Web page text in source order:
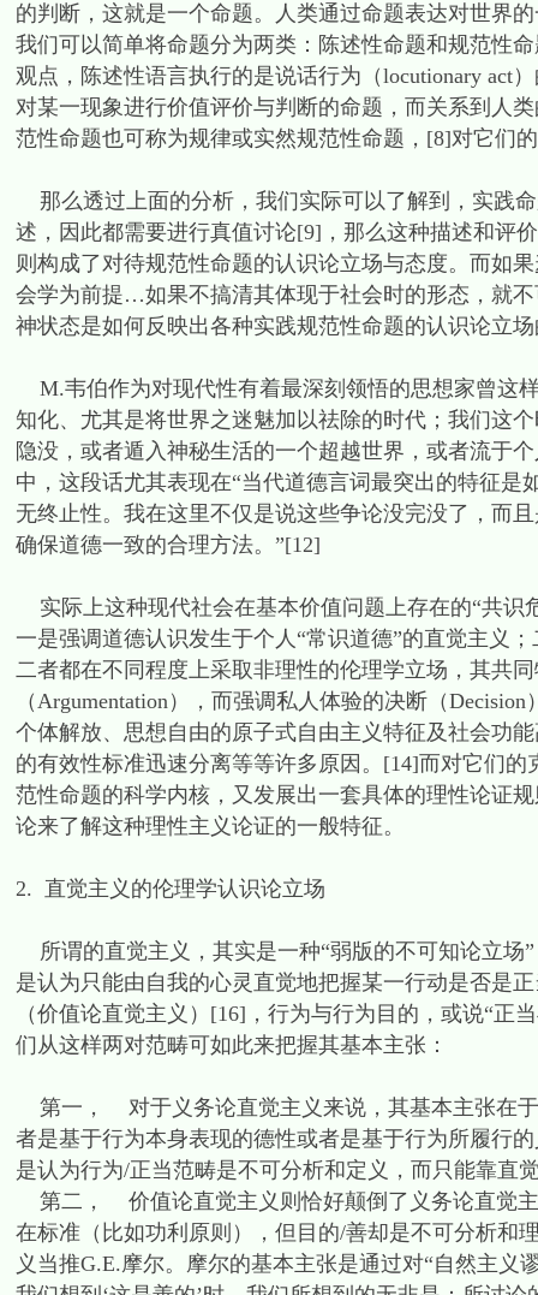
的判断，这就是一个命题。人类通过命题表达对世界
我们可以简单将命题分为两类：陈述性命题和规范性
观点，陈述性语言执行的是说话行为（locutionary act
对某一现象进行价值评价与判断的命题，而关系到人
范性命题也可称为规律或实然规范性命题，[8]对它们
那么透过上面的分析，我们实际可以了解到，实践
述，因此都需要进行真值讨论[9]，那么这种描述和评
则构成了对待规范性命题的认识论立场与态度。而如
会学为前提…如果不搞清其体现于社会时的形态，就
神状态是如何反映出各种实践规范性命题的认识论立
M.韦伯作为对现代性有着最深刻领悟的思想家曾这
知化、尤其是将世界之迷魅加以祛除的时代；我们这
隐没，或者遁入神秘生活的一个超越世界，或者流于
中，这段话尤其表现在“当代道德言词最突出的特征
无终止性。我在这里不仅是说这些争论没完没了，而
确保道德一致的合理方法。”[12]
实际上这种现代社会在基本价值问题上存在的“共识
一是强调道德认识发生于个人“常识道德”的直觉主义
二者都在不同程度上采取非理性的伦理学立场，其共
（Argumentation），而强调私人体验的决断（
个体解放、思想自由的原子式自由主义特征及社会功
的有效性标准迅速分离等等许多原因。[14]而对它们
范性命题的科学内核，又发展出一套具体的理性论证
论来了解这种理性主义论证的一般特征。
2. 直觉主义的伦理学认识论立场
所谓的直觉主义，其实是一种“弱版的不可知论立场
是认为只能由自我的心灵直觉地把握某一行动是否是
（价值论直觉主义）[16]，行为与行为目的，或说“正
们从这样两对范畴可如此来把握其基本主张：
第一， 对于义务论直觉主义来说，其基本主张在
者是基于行为本身表现的德性或者是基于行为所履行
是认为行为/正当范畴是不可分析和定义，而只能靠直
第二， 价值论直觉主义则恰好颠倒了义务论直觉
在标准（比如功利原则），但目的/善却是不可分析和
义当推G.E.摩尔。摩尔的基本主张是通过对“自然主